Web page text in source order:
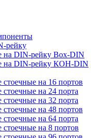
рейку
на DIN-рейку Box-DIN
на DIN-рейку КОН-DIN
на 16 портов
на 24 порта
на 32 порта
на 48 портов
на 64 порта
на 8 портов